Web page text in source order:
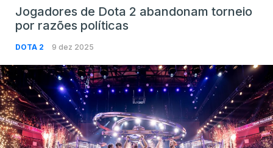
Jogadores de Dota 2 abandonam torneio
por razões políticas
DOTA 2 9 dez 2025